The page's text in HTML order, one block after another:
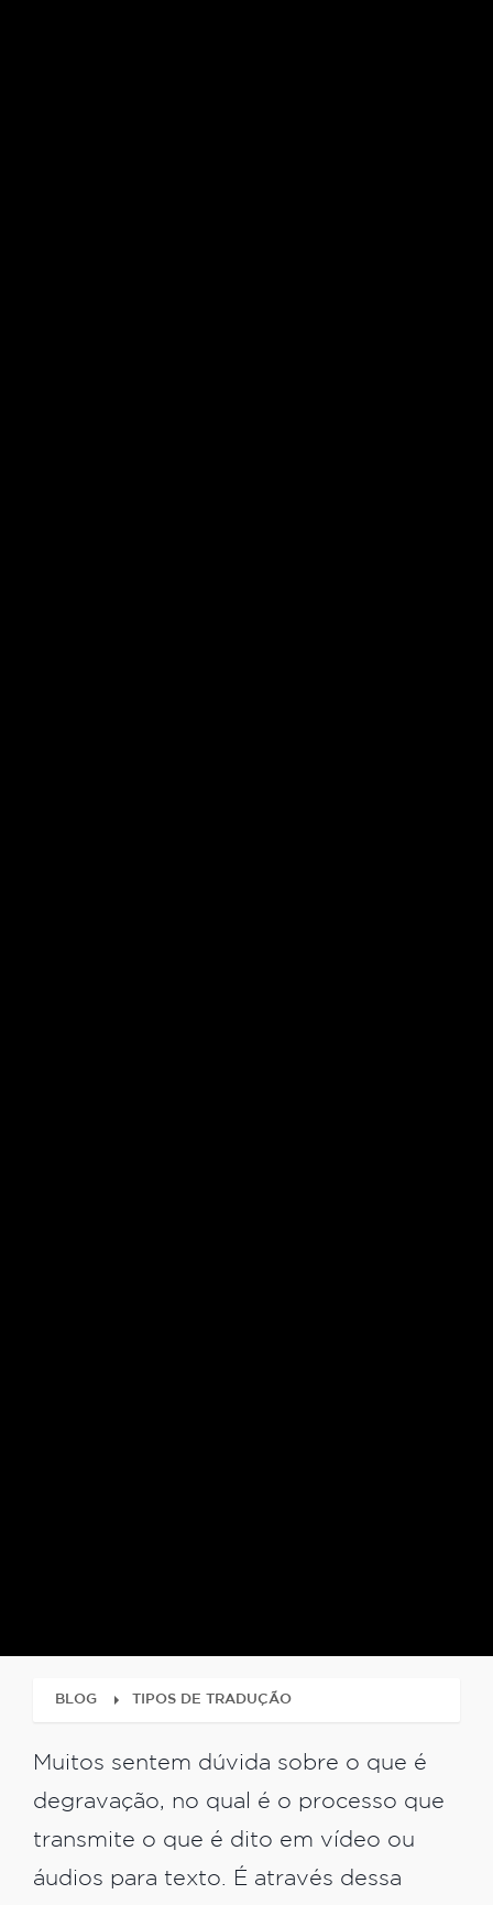
BLOG TIPOS DE TRADUÇÃO
Muitos sentem dúvida sobre o que é
degravação, no qual é o processo que
transmite o que é dito em vídeo ou
áudios para texto. É através dessa